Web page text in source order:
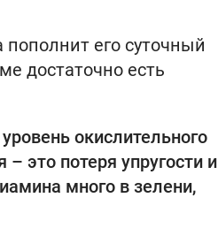
его суточный
достаточно есть
окислительного
это потеря упругости и
много в зелени,